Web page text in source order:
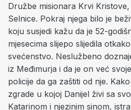
Družbe misionara Krvi
Selnice. Pokraj njega bilo je
koju susjedi kažu da je 52-
mjesecima slijepo slijedila
svećenstvo. Neslužbeno
iz Međimurja i da je on već
policije da ga zaštiti od nje.
zgrade u kojoj Danijel živi sa
Katarinom i njezinim sinom,